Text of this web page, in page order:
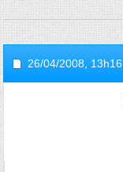
26/04/2008, 13h16